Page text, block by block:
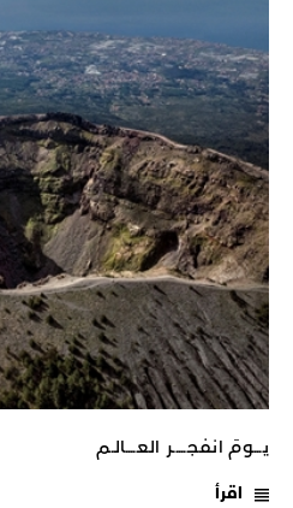
يـــومَ انفجـــــر العــــالـم
اقرأ